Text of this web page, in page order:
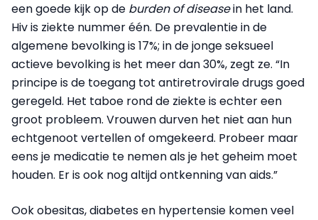
een goede kijk op de burden of diseasein het land.
Hiv is ziekte nummer één. De prevalentie in de
algemene bevolking is 17%; in de jonge seksueel
actieve bevolking is het meer dan 30%, zegt ze. “In
principe is de toegang tot antiretrovirale drugs goed
geregeld. Het taboe rond de ziekte is echter een
groot probleem. Vrouwen durven het niet aan hun
echtgenoot vertellen of omgekeerd. Probeer maar
eens je medicatie te nemen als je het geheim moet
houden. Er is ook nog altijd ontkenning van aids.”
Ook obesitas, diabetes en hypertensie komen veel